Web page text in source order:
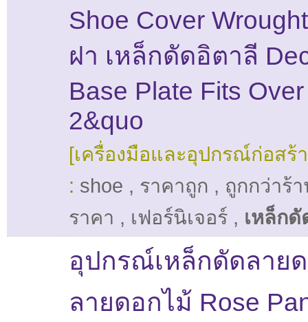
Shoe Cover
ฝา เหล็กดัดอิตาลี
Base Plate Fits
2&quo
[เครื่องมือและอุปกรณ์ก่อสร้
: shoe , ราคาถูก , ถูกกว่าร้
ราคา , เฟอร์นิเจอร์ , เหล็กดั
อุปกรณ์เหล็กดัดลาย
ลายดอกไม้ Rose